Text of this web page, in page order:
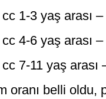
1-3 yaş arası
4-6 yaş arası
7-11 yaş arası
oranı belli oldu,